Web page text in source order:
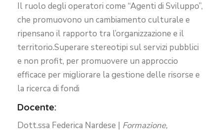
Il ruolo degli operatori come “Agenti di Sviluppo”,
che promuovono un cambiamento culturale e
ripensano il rapporto tra l’organizzazione e il
territorio.Superare stereotipi sul servizi pubblici
e non profit, per promuovere un approccio
efficace per migliorare la gestione delle risorse e
la ricerca di fondi
Docente:
Dott.ssa Federica Nardese | Formazione,